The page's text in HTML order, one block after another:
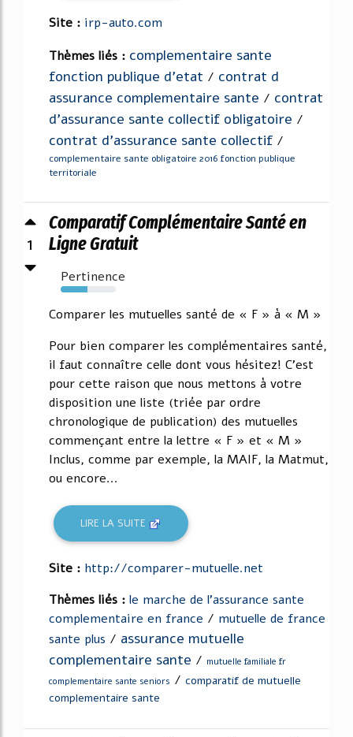
Site : irp-auto.com
Thèmes liés : complementaire sante
fonction publique d'etat / contrat d
assurance complementaire sante / contrat
d'assurance sante collectif obligatoire /
contrat d'assurance sante collectif /
complementaire sante obligatoire 2016 fonction publique
territoriale
1
Comparatif Complémentaire Santé en
Ligne Gratuit
Pertinence
48%
Comparer les mutuelles santé de « F » à « M »
Pour bien comparer les complémentaires santé,
il faut connaître celle dont vous hésitez! C'est
pour cette raison que nous mettons à votre
disposition une liste (triée par ordre
chronologique de publication) des mutuelles
commençant entre la lettre « F » et « M »
Inclus, comme par exemple, la MAIF, la Matmut,
ou encore...
LIRE LA SUITE
Site : http://comparer-mutuelle.net
Thèmes liés : le marche de l'assurance sante
complementaire en france / mutuelle de france
sante plus / assurance mutuelle
complementaire sante / mutuelle familiale fr
complementaire sante seniors / comparatif de mutuelle
complementaire sante